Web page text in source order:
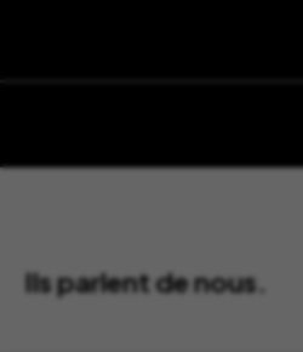
Ils parlent de nous.